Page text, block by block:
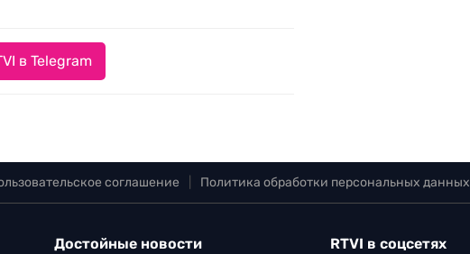
в Telegram
соглашение Политика обработки персональных данных
Достойные новости RTVI в соцсетях